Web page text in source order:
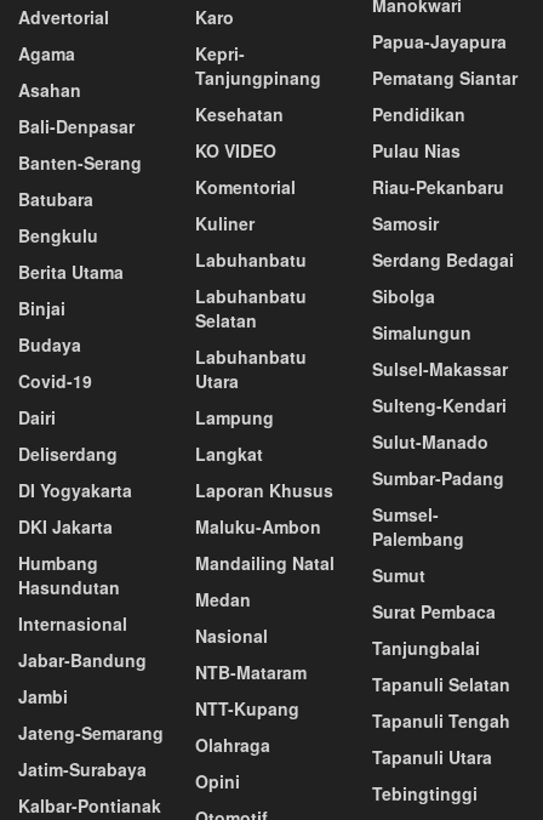
Advertorial
Agama
Asahan
Bali-Denpasar
Banten-Serang
Batubara
Bengkulu
Berita Utama
Binjai
Budaya
Covid-19
Dairi
Deliserdang
DI Yogyakarta
DKI Jakarta
Humbang
Hasundutan
Internasional
Jabar-Bandung
Jambi
Jateng-Semarang
Jatim-Surabaya
Kalbar-Pontianak
Karo
Kepri-
Tanjungpinang
Kesehatan
KO VIDEO
Komentorial
Kuliner
Labuhanbatu
Labuhanbatu
Selatan
Labuhanbatu
Utara
Lampung
Langkat
Laporan Khusus
Maluku-Ambon
Mandailing Natal
Medan
Nasional
NTB-Mataram
NTT-Kupang
Olahraga
Opini
Papua-Jayapura
Pematang Siantar
Pendidikan
Pulau Nias
Riau-Pekanbaru
Samosir
Serdang Bedagai
Sibolga
Simalungun
Sulsel-Makassar
Sulteng-Kendari
Sulut-Manado
Sumbar-Padang
Sumsel-
Palembang
Sumut
Surat Pembaca
Tanjungbalai
Tapanuli Selatan
Tapanuli Tengah
Tapanuli Utara
Tebingtinggi